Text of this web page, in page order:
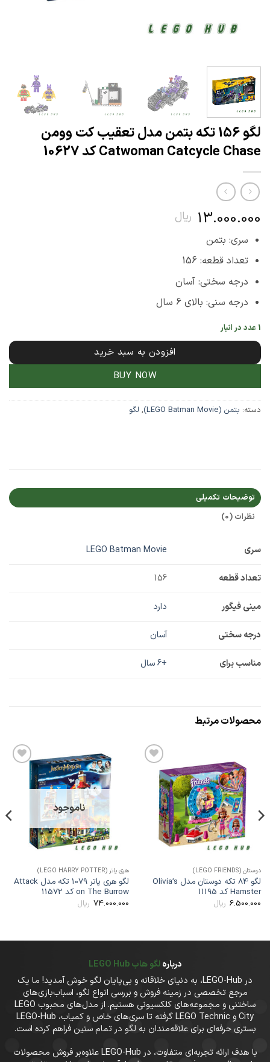
لگو 156 تکه بتمن مدل تعقیب کت وومن
Catwoman Catcycle Chase کد 10627
13.000.000 ریال
سری: بتمن
تعداد قطعه: 156
درجه سختی: آسان
درجه سنی: بالای 6 سال
افزودن به سبد خرید
BUY NOW
دسته:بتمن (LEGO Batman Movie) ,لگو
توضیحات تکمیلی
نظرات (0)
سری LEGO Batman Movie
تعداد قطعه 156
مینی فیگور دارد
درجه سختی آسان
مناسب برای
محصولات مرتبط
افزودن
به
علاقه
مندی
ها
دوستان (LEGO FRIENDS)
لگو 84 تکه دوستان مدل Olivia’s
Hamster کد 11195
6.500.000 ریال
افزودن
به
علاقه
مندی
ناموجود
هری پاتر (LEGO HARRY POTTER)
لگو هری پاتر 1079 تکه مدل Attack
on The Burrow کد 11572
74.000.000 ریال
دربارهلگو هاب LEGO Hub
در LEGO-Hub، به دنیای خلاقانه و بی‌پایان لگو خوش آمدید! ما یک
مرجع تخصصی در زمینه فروش و بررسی انواع لگو، اسباب‌بازی‌های
ساختنی و مجموعه‌های کلکسیونی هستیم. از مدل‌های محبوب LEGO
City و LEGO Technic گرفته تا سری‌های خاص و کمیاب، LEGO-Hub
بستری حرفه‌ای برای علاقه‌مندان به لگو در تمام سنین فراهم کرده است.
با هدف ارائه تجربه‌ای متفاوت، در LEGO-Hub علاوه‌بر فروش محصولات